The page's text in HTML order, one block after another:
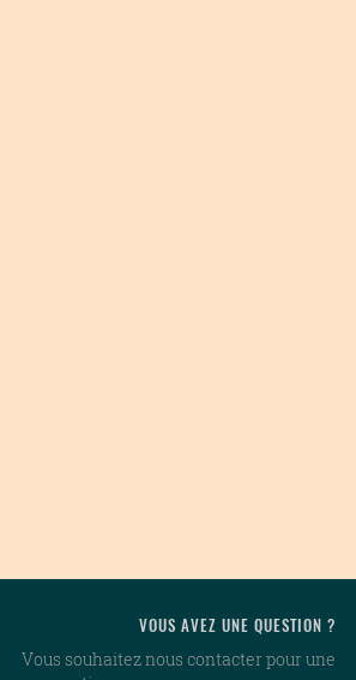
VOUS AVEZ UNE QUESTION ?
Vous souhaitez nous contacter pour une